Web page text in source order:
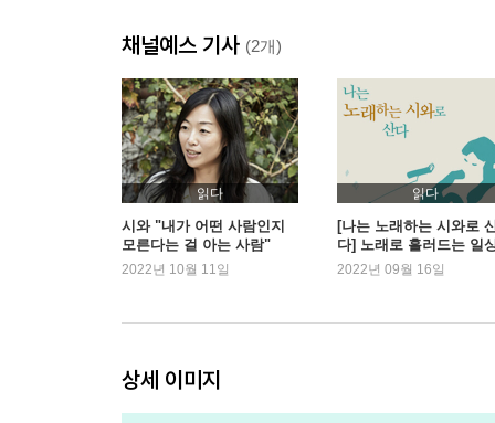
몸과 마음의 상태로 답하기
SNS, 끊으려고 해도 끊을 수 없는
지원사업 서류를 쓰며 깨달은 것
노래 한번 해 보라는 말
남겨 둔 말은 언젠가 노래가 된다
음악이 듣고 싶을 때
남겨 둔 말, 되삼킨 말, 노래가 되는 말
채널예스 기사 (2개)
읽다
시와 "내가 어떤 사람인지
모른다는 걸 아는 사람"
2022년 10월 11일
읽다
[나는 노래하는 시와로
다] 노래로 흘러드는 일
순간을 노래하다
2022년 09월 16일
상세 이미지